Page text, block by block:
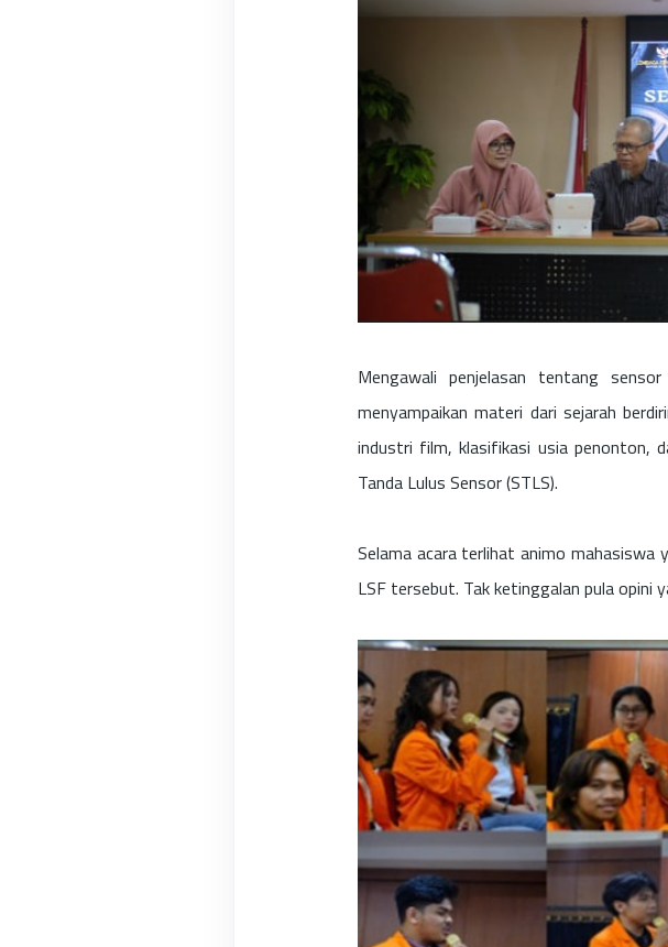
Mengawali penjelasan tentang
menyampaikan materi dari sejarah
industri film, klasifikasi usia penonton,
Tanda Lulus Sensor (STLS).
Selama acara terlihat animo mahasiswa
LSF tersebut. Tak ketinggalan pula opini